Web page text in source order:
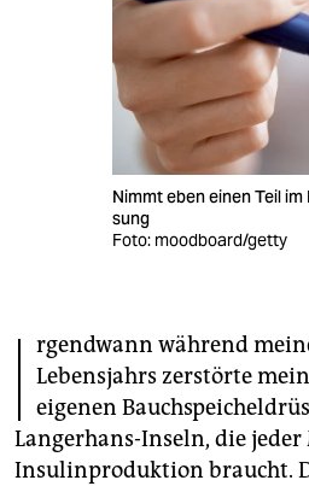
veranstaltungen
abo
genossenschaft
epaper login
Nimmt eben einen Teil
sung
Foto: moodboard/getty
I rgendwann während
Lebensjahrs zerstörte
eigenen
Langerhans-Inseln, die jeder
Insulinproduktion braucht.